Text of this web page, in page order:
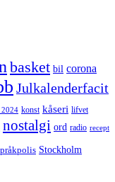
basket bil corona
Julkalenderfacit
2024 konst kåseri lifvet
nostalgi ord radio recept
Stockholm